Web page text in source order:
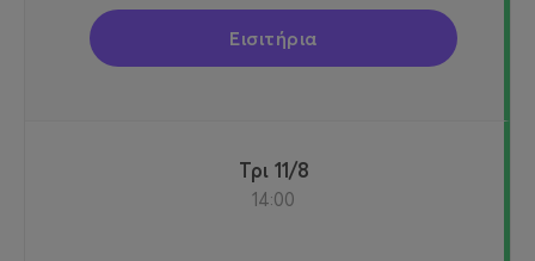
Εισιτήρια
Τρι 11/8
14:00